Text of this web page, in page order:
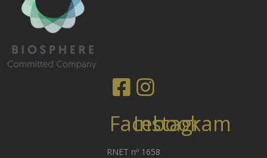
Facebook
Instagram
RNET nº 1658